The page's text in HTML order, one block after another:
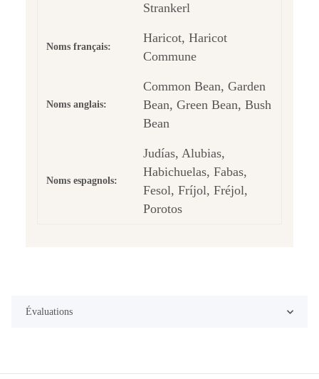
Strankerl
Noms français:
Haricot, Haricot
Commune
Noms anglais:
Common Bean, Garden
Bean, Green Bean, Bush
Bean
Noms espagnols:
Judías, Alubias,
Habichuelas, Fabas,
Fesol, Fríjol, Fréjol,
Porotos
Évaluations